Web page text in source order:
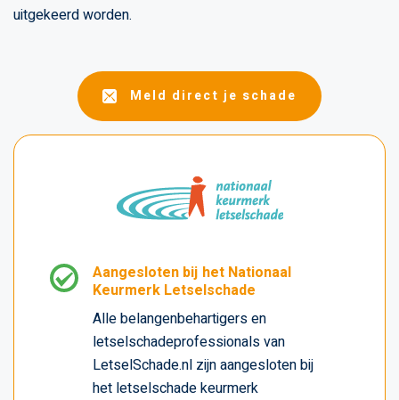
uitgekeerd worden.
Meld direct je schade
Aangesloten bij het Nationaal
Keurmerk Letselschade
Alle belangenbehartigers en
letselschadeprofessionals van
LetselSchade.nl zijn aangesloten bij
het letselschade keurmerk